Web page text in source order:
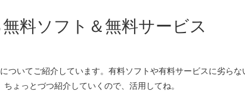
料ソフト＆無料サービス
いてご紹介しています。有料ソフトや有料サービスに劣ら
ちょっとづつ紹介していくので、活用してね。